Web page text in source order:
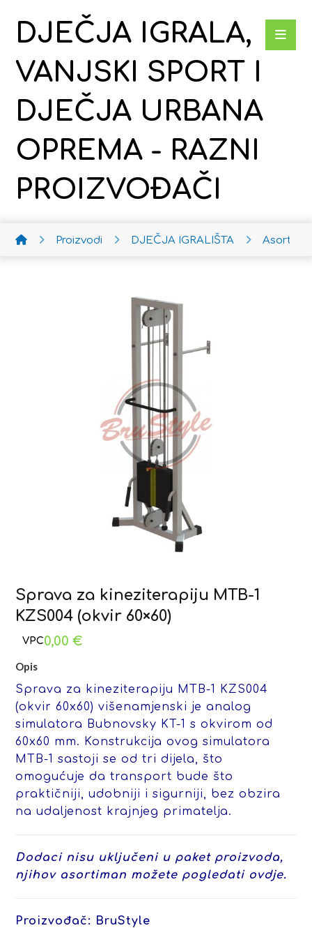
DJEČJA IGRALA,
VANJSKI SPORT I
DJEČJA URBANA
OPREMA - RAZNI
PROIZVOĐAČI
Proizvodi DJEČJA IGRALIŠTA
Sprava za kineziterapiju MTB-1
KZS004 (okvir 60×60)
0,00€
Opis
Sprava za kineziterapiju MTB-1 KZS004
(okvir 60x60) višenamjenski je analog
simulatora Bubnovsky KT-1 s okvirom od
60x60 mm. Konstrukcija ovog simulatora
MTB-1 sastoji se od tri dijela, što
omogućuje da transport bude što
praktičniji, udobniji i sigurniji, bez obzira
na udaljenost krajnjeg primatelja.
Dodaci nisu uključeni u paket proizvoda,
njihov asortiman možete pogledati ovdje.
Proizvođač: BruStyle